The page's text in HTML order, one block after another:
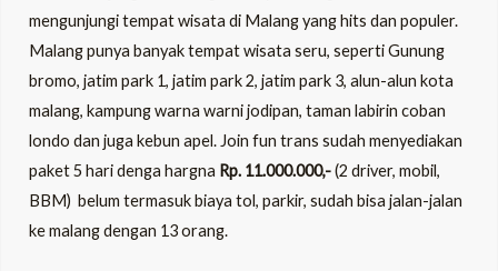
mengunjungi tempat wisata di Malang yang hits dan populer.
Malang punya banyak tempat wisata seru, seperti Gunung
bromo, jatim park 1, jatim park 2, jatim park 3, alun-alun kota
malang, kampung warna warni jodipan, taman labirin coban
londo dan juga kebun apel. Join fun trans sudah menyediakan
paket 5 hari denga hargna Rp. 11.000.000,-(2 driver, mobil,
BBM) belum termasuk biaya tol, parkir, sudah bisa jalan-jalan
ke malang dengan 13 orang.